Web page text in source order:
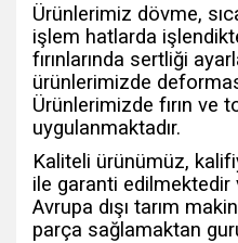
Ürünlerimiz dövme,
işlem hatlarda
fırınlarında sertliği
ürünlerimizde
Ürünlerimizde fırın ve
uygulanmaktadır.
Kaliteli ürünümüz,
ile garanti edilmektedir
Avrupa dışı tarım
parça sağlamaktan